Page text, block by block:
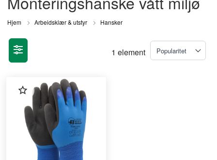
Hjem Arbeidsklær & utstyr Hansker
1 element